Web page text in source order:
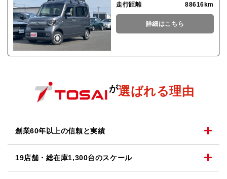
走行距離
88616km
詳細はこちら
が選ばれる理由
創業60年以上の信頼と実績
19店舗・総在庫1,300台のスケール